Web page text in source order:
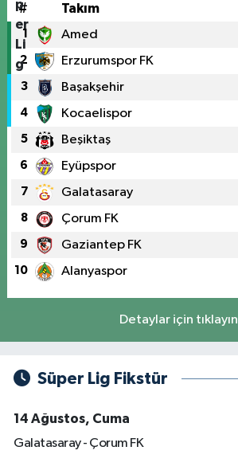
# Takım
1 Amed
2 Erzurumspor FK
3 Başakşehir
4 Kocaelispor
5 Beşiktaş
6 Eyüpspor
7 Galatasaray
8 Çorum FK
9 Gaziantep FK
10 Alanyaspor
Detaylar için tıklayın
Süper Lig Fikstür
14 Ağustos, Cuma
Galatasaray - Çorum FK